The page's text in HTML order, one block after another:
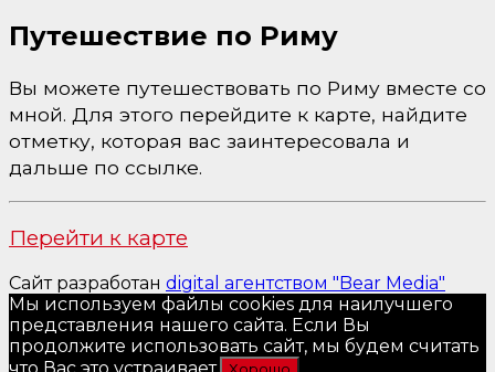
Путешествие по Риму
Вы можете путешествовать по Риму вместе со
мной. Для этого перейдите к карте, найдите
отметку, которая вас заинтересовала и
дальше по ссылке.
Перейти к карте
Сайт разработан digital агентством "Bear Media"
Мы используем файлы cookies для наилучшего
представления нашего сайта. Если Вы
продолжите использовать сайт, мы будем считать
что Вас это устраивает. Хорошо